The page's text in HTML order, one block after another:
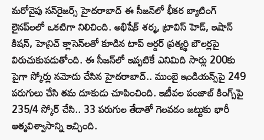
మరోవైపు సన్‌రైజర్స్ హైదరాబాద్ ఈ సీజన్‌లో భీకర బ్యాటింగ్
లైనప్‌లలో ఒకటిగా నిలిచింది. అభిషేక్ శర్మ, ట్రావిస్ హెడ్, ఇషాన్
కిషన్, హెన్రిచ్ క్లాసెన్‌లతో కూడిన టాప్ ఆర్డర్ ప్రత్యర్థి బౌలర్లపై
విరుచుకుపడుతోంది. ఈ సీజన్‌లో ఇప్పటికే ఎనిమిది సార్లు 200కు
పైగా స్కోర్లు నమోదు చేసిన హైదరాబాద్.. ముంబై ఇండియన్స్‌పై 249
పరుగులు చేసి తమ దూకుడు చూపించింది. ఇటీవల పంజాబ్ కింగ్స్‌పై
235/4 స్కోర్ చేసి.. 33 పరుగుల తేడాతో గెలవడం జట్టుకు భారీ
ఆత్మవిశ్వాసాన్ని ఇచ్చింది.